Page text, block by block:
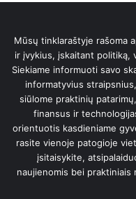
Mūsų tinklaraštyje rašoma
ir įvykius, įskaitant politiką,
Siekiame informuoti savo
informatyvius
siūlome praktinių
finansus ir
orientuotis kasdieniame
rasite vienoje patogioje
įsitaisykite,
naujienomis bei praktiniais